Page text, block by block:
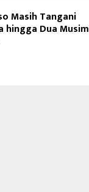
Masih Tangani
hingga Dua Musim